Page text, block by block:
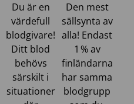
Du är en
värdefull
blodgivare!
Ditt blod
behövs
särskilt i
situationer
Den mest
sällsynta av
alla! Endast
1 % av
finländarna
har samma
blodgrupp